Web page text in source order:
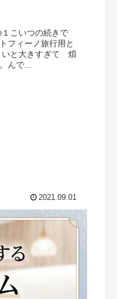
こいつの続きで
フィーノ旅行用と
いと大きすぎて 煩
んで...
2021.09.01